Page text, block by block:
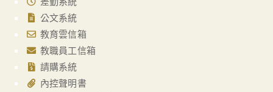
公文系統
教育雲信箱
教職員工信箱
請購系統
內控聲明書